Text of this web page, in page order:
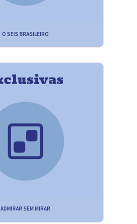
O SEIS BRASILEIRO
ADMIRAR SEM MIRAR